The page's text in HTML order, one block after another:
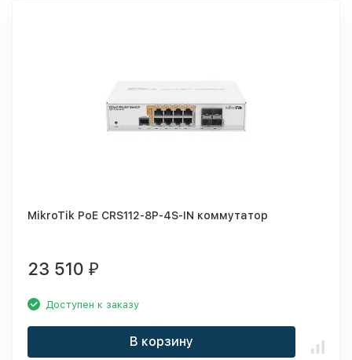
MikroTik PoE CRS112-8P-4S-IN коммутатор
23 510 ₽
Доступен к заказу
В корзину